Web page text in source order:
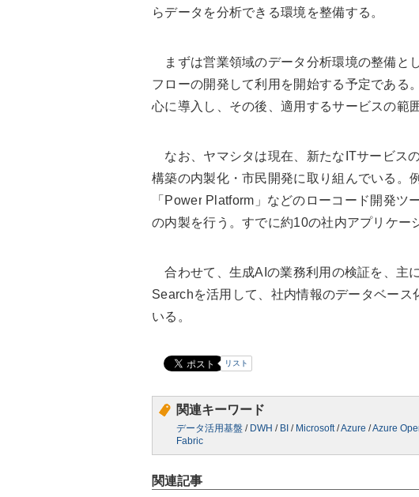
らデータを分析できる環境を整備する。
まずは営業領域のデータ分析環境の整備と
フローの開発して利用を開始する予定である
心に導入し、その後、適用するサービスの範
なお、ヤマシタは現在、新たなITサービス
構築の内製化・市民開発に取り組んでいる。
「Power Platform」などのローコード開発ツ
の内製を行う。すでに約10の社内アプリケー
合わせて、生成AIの業務利用の検証を、主
Searchを活用して、社内情報のデータベー
いる。
リスト
関連キーワード
データ活用基盤 / DWH / BI / Microsoft/Azure /Azure
Fabric
関連記事